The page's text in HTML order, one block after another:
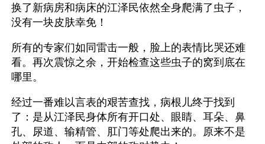
换了新病房和病床的江泽民依然全身爬满了虫子，
没有一块皮肤幸免！
所有的专家们如同雷击一般，脸上的表情比哭还难
看。再次震惊之余，开始检查这些虫子的窝到底在
哪里。
经过一番难以言表的艰苦查找，病根儿终于找到
了：是从江泽民身体所有开口处、眼睛、耳朵、鼻
孔、尿道、输精管、肛门等处爬出来的。原来不是